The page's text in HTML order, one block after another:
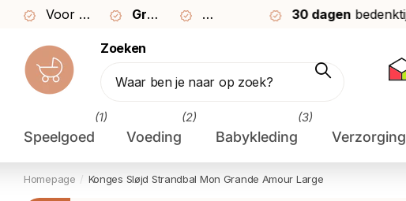
Voor 23:59besteld, morgen bezorgd*
Gratis verzending vanaf €49
30 dagen bedenktijd
30 dagenbedenktijd
Zoeken
Speelgoed
(1)
Voeding
(2)
Babykleding
(3)
Verzorging
Homepage Konges Sløjd Strandbal Mon Grande Amour Large